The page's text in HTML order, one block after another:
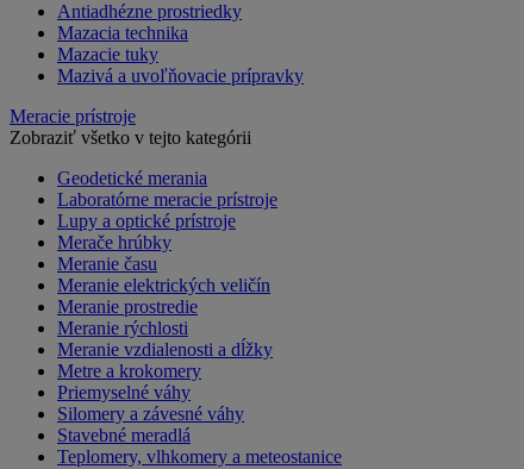
Antiadhézne prostriedky
Mazacia technika
Mazacie tuky
Mazivá a uvoľňovacie prípravky
Meracie prístroje
Zobraziť všetko v tejto kategórii
Geodetické merania
Laboratórne meracie prístroje
Lupy a optické prístroje
Merače hrúbky
Meranie času
Meranie elektrických veličín
Meranie prostredie
Meranie rýchlosti
Meranie vzdialenosti a dĺžky
Metre a krokomery
Priemyselné váhy
Silomery a závesné váhy
Stavebné meradlá
Teplomery, vlhkomery a meteostanice